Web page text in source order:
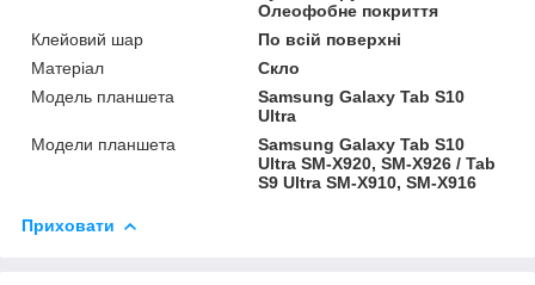
Олеофобне покриття
Клейовий шар
По всій поверхні
Матеріал
Скло
Модель планшета
Samsung Galaxy Tab S10
Ultra
Модели планшета
Samsung Galaxy Tab S10
Ultra SM-X920, SM-X926 / Tab
S9 Ultra SM-X910, SM-X916
Приховати